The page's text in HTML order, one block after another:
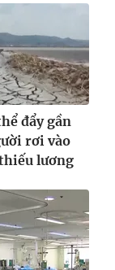
có sự chấp
phát hành lại
đẩy gần
rơi vào
lương